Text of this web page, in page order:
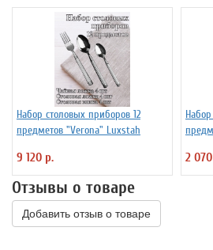
Набор столовых приборов 12
предметов "Verona" Luxstah
9 120 р. 2
Отзывы о товаре
Добавить отзыв о товаре